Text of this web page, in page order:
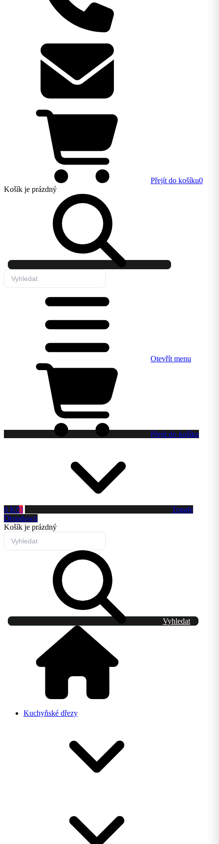
Přejít do košíku0
Košík je prázdný
Otevřít menu
Přejít do košíku
0 Kč0
Toggle
Dropdown
Košík je prázdný
Vyhledat
Kuchyňské dřezy